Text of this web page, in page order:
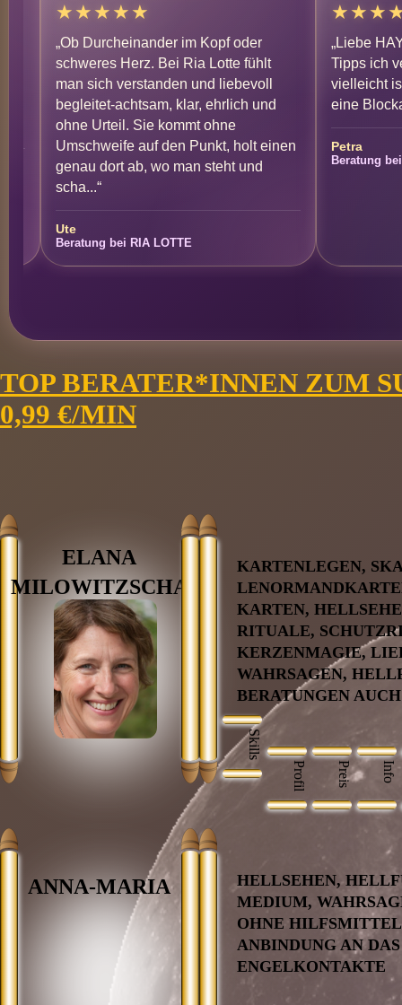
★★★★★
„Ob Durcheinander im Kopf oder
schweres Herz. Bei Ria Lotte fühlt
man sich verstanden und liebevoll
begleitet-achtsam, klar, ehrlich und
ohne Urteil. Sie kommt ohne
Umschweife auf den Punkt, holt einen
genau dort ab, wo man steht und
scha...“
Ute
Beratung bei RIA LOTTE
„Liebe
Tipps ich
vielleicht
eine
Petra
Beratung
TOP BERATER*INNEN ZUM
0,99 €/MIN
ELANA
MILOWITZSCHA
KARTENLEGEN,
KARTEN,
RITUALE,
KERZENMAGIE,
WAHRSAGEN,
BERATUNGEN
Skills
Profil
Preis Info
ANNA-MARIA
HELLSEHEN,
MEDIUM,
OHNE
ANBINDUNG AN
ENGELKONTAKTE